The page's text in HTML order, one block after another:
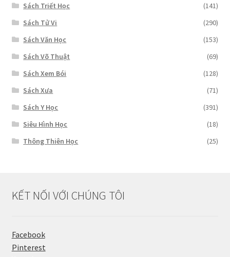
Sách Triết Học
(141)
Sách Tử Vi
(290)
Sách Văn Học
(153)
Sách Võ Thuật
(69)
Sách Xem Bói
(128)
Sách Xưa
(71)
Sách Y Học
(391)
Siêu Hình Học
(18)
Thông Thiên Học
(25)
KẾT NỐI VỚI CHÚNG TÔI
Facebook
Pinterest